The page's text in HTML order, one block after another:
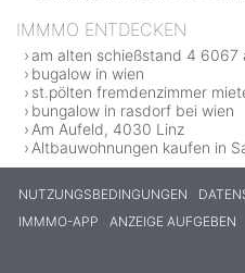
IMMMO ENTDECKEN
am alten schießstand 4 6067
bugalow in wien
st.pölten fremdenzimmer
bungalow in rasdorf bei wien
Am Aufeld, 4030 Linz
Altbauwohnungen kaufen in
NUTZUNGSBEDINGUNGEN
IMMMO-APP
ANZEIGE AUFGEBEN